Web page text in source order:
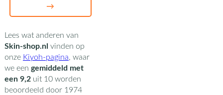
→
Lees wat anderen van
Skin-shop.nl vinden op
onze Kiyoh-pagina, waar
we een gemiddeld met
een 9,2uit 10worden
beoordeeld door 1974